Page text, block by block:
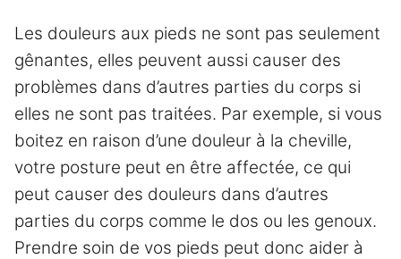
Les douleurs aux pieds ne sont pas seulement
gênantes, elles peuvent aussi causer des
problèmes dans d’autres parties du corps si
elles ne sont pas traitées. Par exemple, si vous
boitez en raison d’une douleur à la cheville,
votre posture peut en être affectée, ce qui
peut causer des douleurs dans d’autres
parties du corps comme le dos ou les genoux.
Prendre soin de vos pieds peut donc aider à